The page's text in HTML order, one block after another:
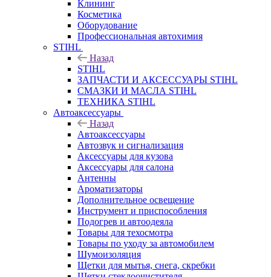
Клининг
Косметика
Оборудование
Профессиональная автохимия
STIHL
Назад
STIHL
ЗАПЧАСТИ И АКСЕССУАРЫ STIHL
СМАЗКИ И МАСЛА STIHL
ТЕХНИКА STIHL
Автоаксессуары
Назад
Автоаксессуары
Автозвук и сигнализация
Аксессуары для кузова
Аксессуары для салона
Антенны
Ароматизаторы
Дополнительное освещение
Инструмент и приспособления
Подогрев и автоодеяла
Товары для техосмотра
Товары по уходу за автомобилем
Шумоизоляция
Щетки для мытья, снега, скребки